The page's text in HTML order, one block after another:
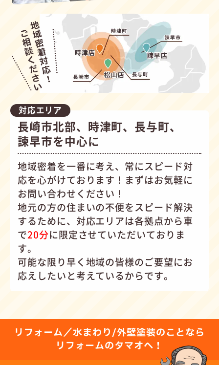
対応エリア
長崎市北部、時津町、長与町、
諫早市を中心に
地域密着を一番に考え、常にスピード対
応を心がけております！まずはお気軽に
お問い合わせください！
地元の方の住まいの不便をスピード解決
するために、対応エリアは各拠点から車
で20分に限定させていただいておりま
す。
可能な限り早く地域の皆様のご要望にお
応えしたいと考えているからです。
リフォーム／水まわり/外壁塗装のことなら
リフォームのタマオへ！